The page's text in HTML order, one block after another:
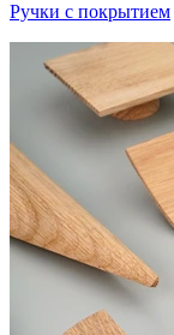
Ручки с покрытием